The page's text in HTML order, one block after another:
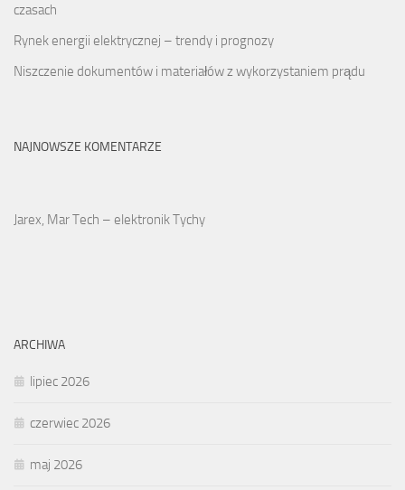
czasach
Rynek energii elektrycznej – trendy i prognozy
Niszczenie dokumentów i materiałów z wykorzystaniem prądu
NAJNOWSZE KOMENTARZE
Jarex, Mar Tech – elektronik Tychy
ARCHIWA
lipiec 2026
czerwiec 2026
maj 2026